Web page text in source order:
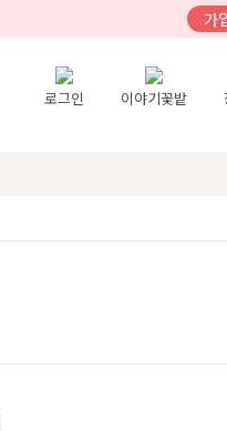
가
로그인 이야기꽃밭